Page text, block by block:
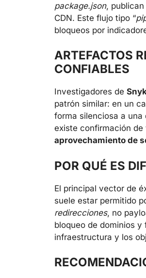
package.json,
CDN. Este flujo tipo “
bloqueos por
ARTEFACTOS
CONFIABLES
Investigadores de
patrón similar: en un
forma silenciosa a
existe confirmación
aprovechamiento de
POR QUÉ ES
El principal vector de
suele estar permitido
redirecciones, no
bloqueo de dominios
infraestructura y los